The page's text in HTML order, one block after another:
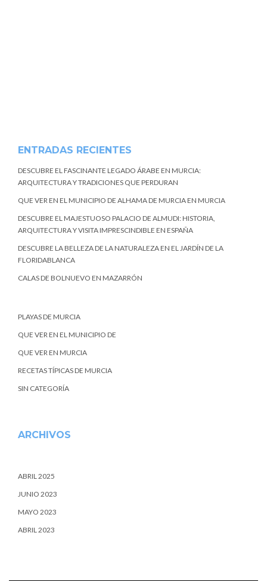
ENTRADAS RECIENTES
DESCUBRE EL FASCINANTE LEGADO ÁRABE EN MURCIA:
ARQUITECTURA Y TRADICIONES QUE PERDURAN
QUE VER EN EL MUNICIPIO DE ALHAMA DE MURCIA EN MURCIA
DESCUBRE EL MAJESTUOSO PALACIO DE ALMUDI: HISTORIA,
ARQUITECTURA Y VISITA IMPRESCINDIBLE EN ESPAÑA
DESCUBRE LA BELLEZA DE LA NATURALEZA EN EL JARDÍN DE LA
FLORIDABLANCA
CALAS DE BOLNUEVO EN MAZARRÓN
PLAYAS DE MURCIA
QUE VER EN EL MUNICIPIO DE
QUE VER EN MURCIA
RECETAS TÍPICAS DE MURCIA
SIN CATEGORÍA
ARCHIVOS
ABRIL 2025
JUNIO 2023
MAYO 2023
ABRIL 2023